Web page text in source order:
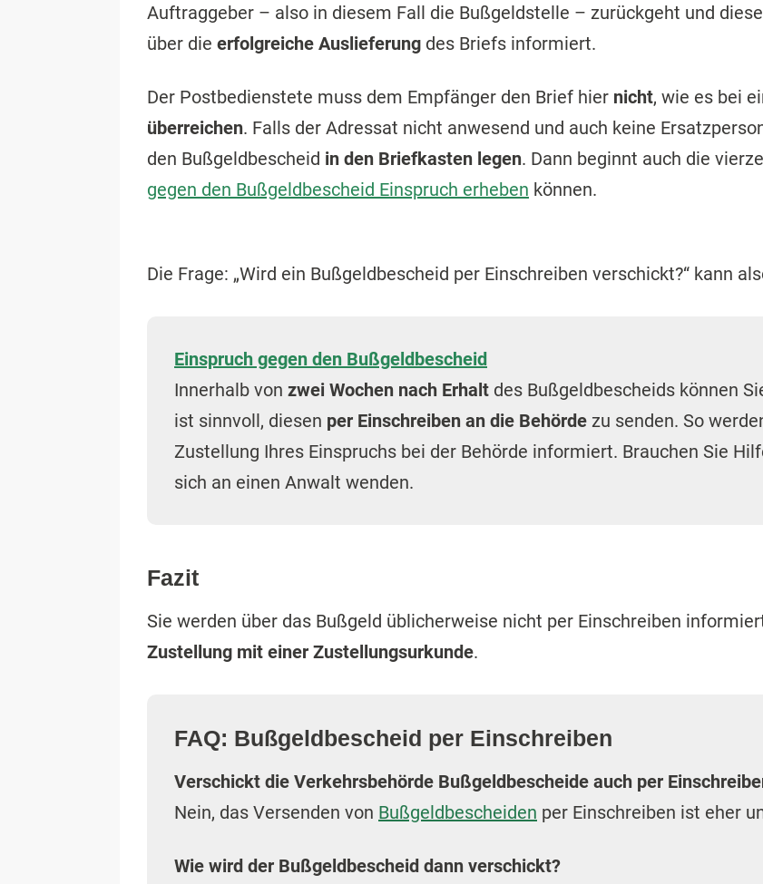
Auftraggeber – also in diesem Fall die Bußgeldstelle – zurückgeht und
über die erfolgreiche Auslieferung des Briefs informiert.
Der Postbedienstete muss dem Empfänger den Brief hier nicht, wie es bei
überreichen. Falls der Adressat nicht anwesend und auch keine
den Bußgeldbescheid in den Briefkasten legen. Dann beginnt auch die
gegen den Bußgeldbescheid Einspruch erheben können.
Die Frage: „Wird ein Bußgeldbescheid per Einschreiben verschickt?“ kann
Einspruch gegen den Bußgeldbescheid
Innerhalb von zwei Wochen nach Erhalt des Bußgeldbescheids können
ist sinnvoll, diesen per Einschreiben an die Behörde zu senden. So
Zustellung Ihres Einspruchs bei der Behörde informiert. Brauchen Sie
sich an einen Anwalt wenden.
Fazit
Sie werden über das Bußgeld üblicherweise nicht per Einschreiben
Zustellung mit einer Zustellungsurkunde.
FAQ: Bußgeldbescheid per Einschreiben
Verschickt die Verkehrsbehörde Bußgeldbescheide auch per
Nein, das Versenden von Bußgeldbescheiden per Einschreiben ist eher
Wie wird der Bußgeldbescheid dann verschickt?